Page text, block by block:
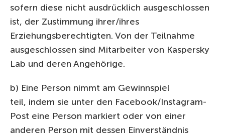
sofern diese nicht ausdrücklich ausgeschlossen
ist, der Zustimmung ihrer/ihres
Erziehungsberechtigten. Von der Teilnahme
ausgeschlossen sind Mitarbeiter von Kaspersky
Lab und deren Angehörige.
b) Eine Person nimmt am Gewinnspiel
teil, indem sie unter den Facebook/Instagram-
Post eine Person markiert oder von einer
anderen Person mit dessen Einverständnis